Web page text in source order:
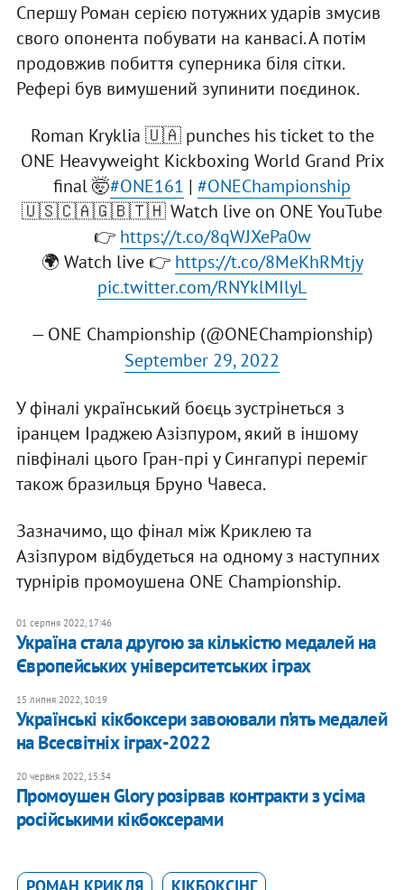
Спершу Роман серією потужних ударів змусив
свого опонента побувати на канвасі. А потім
продовжив побиття суперника біля сітки.
Рефері був вимушений зупинити поєдинок.
Roman Kryklia 🇺🇦 punches his ticket to the
ONE Heavyweight Kickboxing World Grand Prix
final 🤯#ONE161 | #ONEChampionship
🇺🇸🇨🇦🇬🇧🇹🇭 Watch live on ONE YouTube
👉 https://t.co/8qWJXePa0w
🌍 Watch live 👉 https://t.co/8MeKhRMtjy
pic.twitter.com/RNYklMIlyL
— ONE Championship (@ONEChampionship)
September 29, 2022
У фіналі український боєць зустрінеться з
іранцем Іраджею Азізпуром, який в іншому
півфіналі цього Гран-прі у Сингапурі переміг
також бразильця Бруно Чавеса.
Зазначимо, що фінал між Криклею та
Азізпуром відбудеться на одному з наступних
турнірів промоушена ONE Championship.
01 серпня 2022, 17:46
Україна стала другою за кількістю медалей на
Європейських університетських іграх
15 липня 2022, 10:19
Українські кікбоксери завоювали п’ять медалей
на Всесвітніх іграх-2022
20 червня 2022, 15:34
Промоушен Glory розірвав контракти з усіма
російськими кікбоксерами